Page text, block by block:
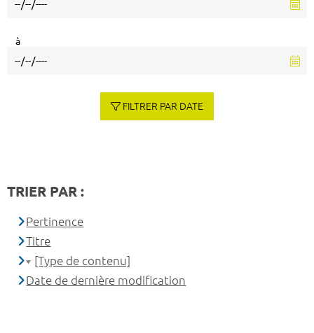
à
FILTRER PAR DATE
TRIER PAR :
Pertinence
Titre
[Type de contenu]
Date de dernière modification